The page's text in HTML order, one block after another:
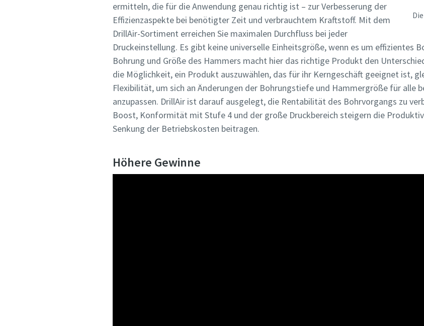
ermitteln, die für die Anwendung genau richtig ist – zur Verbesserung der
Effizienzaspekte bei benötigter Zeit und verbrauchtem Kraftstoff. Mit dem
DrillAir-Sortiment erreichen Sie maximalen Durchfluss bei jeder
Druckeinstellung. Es gibt keine universelle Einheitsgröße, wenn es um effizientes
Bohrung und Größe des Hammers macht hier das richtige Produkt den
die Möglichkeit, ein Produkt auszuwählen, das für ihr Kerngeschäft geeignet ist,
Flexibilität, um sich an Änderungen der Bohrungstiefe und Hammergröße für alle
anzupassen. DrillAir ist darauf ausgelegt, die Rentabilität des Bohrvorgangs zu
Boost, Konformität mit Stufe 4 und der große Druckbereich steigern die
Senkung der Betriebskosten beitragen.
Höhere Gewinne